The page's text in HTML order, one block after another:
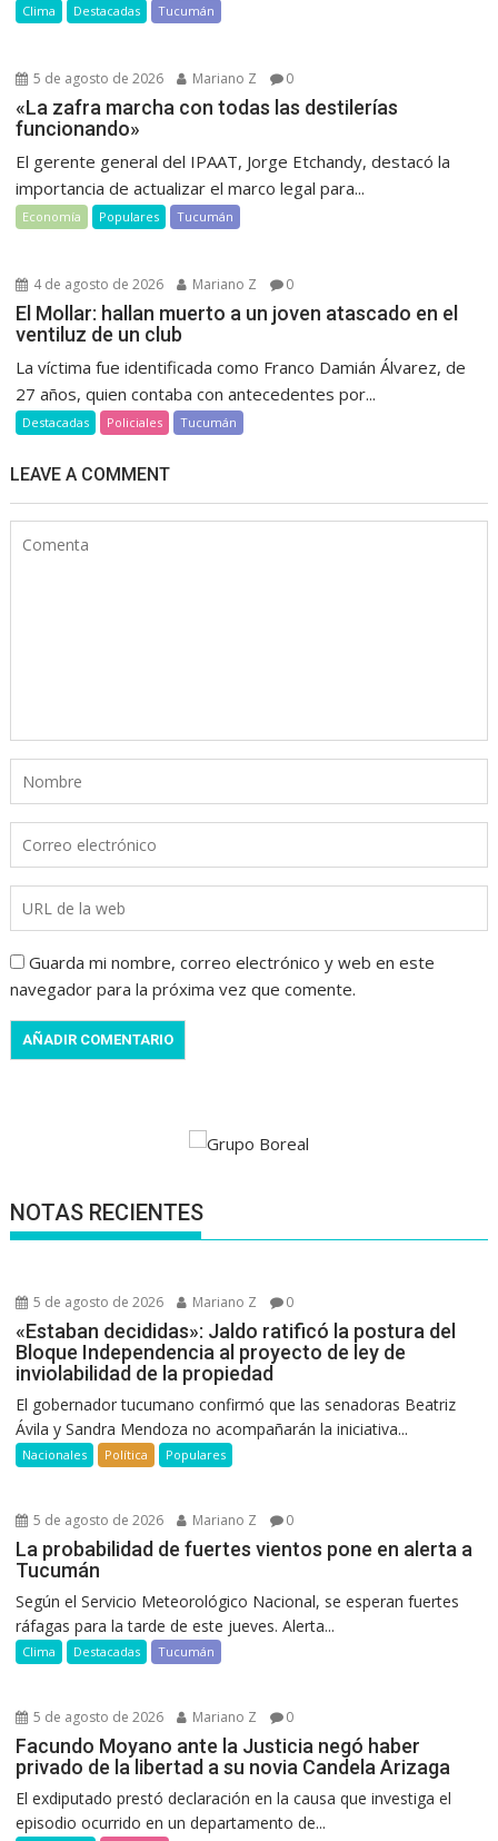
Clima Destacadas Tucumán
5 de agosto de 2026 Mariano Z 0
«La zafra marcha con todas las destilerías
funcionando»
El gerente general del IPAAT, Jorge Etchandy, destacó la
importancia de actualizar el marco legal para...
Economía Populares Tucumán
4 de agosto de 2026 Mariano Z 0
El Mollar: hallan muerto a un joven atascado en el
ventiluz de un club
La víctima fue identificada como Franco Damián Álvarez, de
27 años, quien contaba con antecedentes por...
Destacadas Policiales Tucumán
LEAVE A COMMENT
Guarda mi nombre, correo electrónico y web en este
navegador para la próxima vez que comente.
NOTAS RECIENTES
5 de agosto de 2026 Mariano Z 0
«Estaban decididas»: Jaldo ratificó la postura del
Bloque Independencia al proyecto de ley de
inviolabilidad de la propiedad
El gobernador tucumano confirmó que las senadoras Beatriz
Ávila y Sandra Mendoza no acompañarán la iniciativa...
Nacionales Política Populares
5 de agosto de 2026 Mariano Z 0
La probabilidad de fuertes vientos pone en alerta a
Tucumán
Según el Servicio Meteorológico Nacional, se esperan fuertes
ráfagas para la tarde de este jueves. Alerta...
Clima Destacadas Tucumán
5 de agosto de 2026 Mariano Z 0
Facundo Moyano ante la Justicia negó haber
privado de la libertad a su novia Candela Arizaga
El exdiputado prestó declaración en la causa que investiga el
episodio ocurrido en un departamento de...